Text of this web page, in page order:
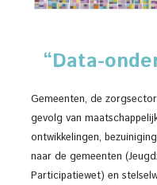
“Data-
Gemeenten, de
gevolg van
ontwikkelingen,
naar de gemeenten
Participatiewet) en